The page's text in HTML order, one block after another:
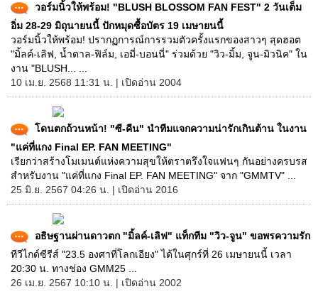
วอร์มนิ้วให้พร้อม! "BLUSH BLOSSOM FAN FEST" 2 วันเต็ม
อิ่ม 28-29 มิถุนายนนี้ ปักหมุดซื้อบัตร 19 เมษายนนี้
วอร์มนิ้วให้พร้อม! ปรากฏการณ์การรวมตัวครั้งแรกของสาวๆ สุดฮอต
"มิ้ลค์-เลิฟ, น้ำตาล-ฟิล์ม, เอมี่-บอนนี่" ร่วมด้วย "วิว-มิ้ม, จูน-มิวนิค" ใน
งาน "BLUSH... ...
10 เม.ย. 2568 11:31 น. | เปิดอ่าน 2004
โดนตกถ้วนหน้า! "ซี-คีน" นำทีมแจกความน่ารักเกินต้าน ในงาน
"แค่ที่แกง Final EP. FAN MEETING"
เรียกว่าสร้างโมเมนต์แห่งความสุขให้ตราตรึงใจแฟนๆ กันอย่างครบรส
สำหรับงาน "แค่ที่แกง Final EP. FAN MEETING" จาก "GMMTV" ...
25 มิ.ย. 2567 04:26 น. | เปิดอ่าน 2016
อธิษฐานผ่านดาวตก "มิ้ลค์-เลิฟ" แท็กทีม "วิว-จูน" ขอพรความรัก
ทีวีไกด์ซีรีส์ "23.5 องศาที่โลกเอียง" ได้ในศุกร์ที่ 26 เมษายนนี้ เวลา
20:30 น. ทางช่อง GMM25 ...
26 เม.ย. 2567 10:10 น. | เปิดอ่าน 2002